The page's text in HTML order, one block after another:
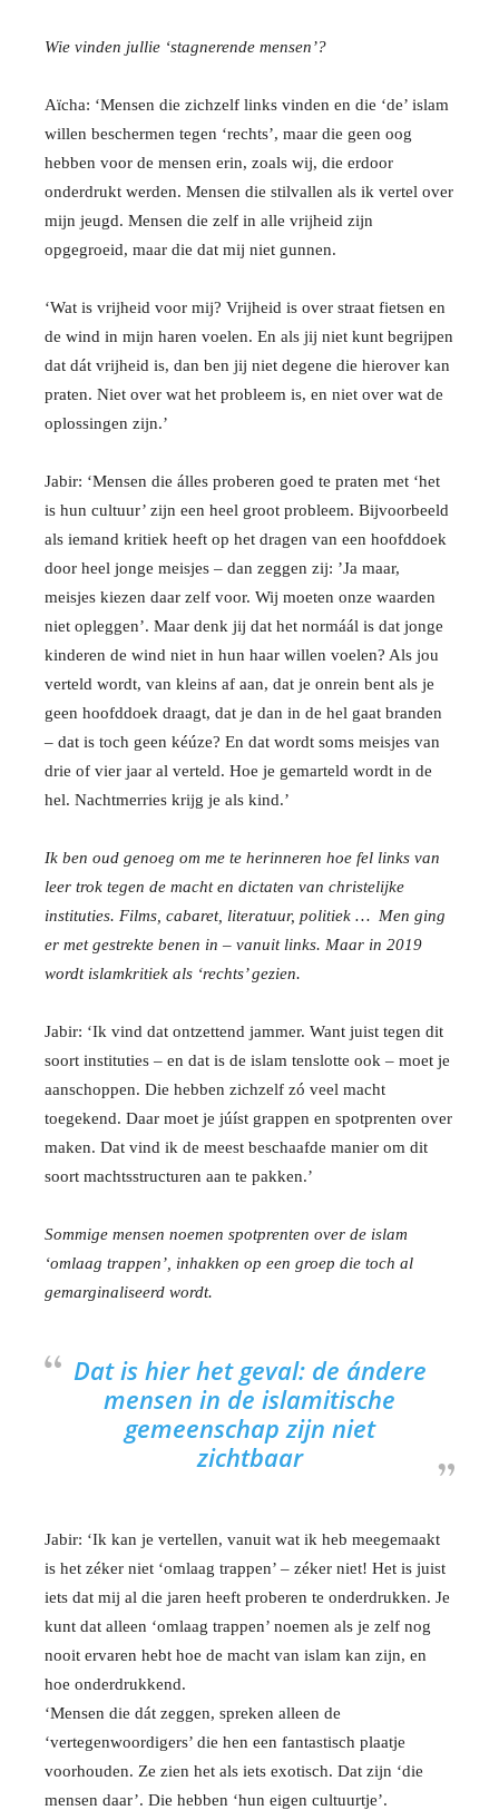
Wie vinden jullie ‘stagnerende mensen’?
Aïcha: ‘Mensen die zichzelf links vinden en die ‘de’ islam
willen beschermen tegen ‘rechts’, maar die geen oog
hebben voor de mensen erin, zoals wij, die erdoor
onderdrukt werden. Mensen die stilvallen als ik vertel over
mijn jeugd. Mensen die zelf in alle vrijheid zijn
opgegroeid, maar die dat mij niet gunnen.
‘Wat is vrijheid voor mij? Vrijheid is over straat fietsen en
de wind in mijn haren voelen. En als jij niet kunt begrijpen
dat dát vrijheid is, dan ben jij niet degene die hierover kan
praten. Niet over wat het probleem is, en niet over wat de
oplossingen zijn.’
Jabir: ‘Mensen die álles proberen goed te praten met ‘het
is hun cultuur’ zijn een heel groot probleem. Bijvoorbeeld
als iemand kritiek heeft op het dragen van een hoofddoek
door heel jonge meisjes – dan zeggen zij: ’Ja maar,
meisjes kiezen daar zelf voor. Wij moeten onze waarden
niet opleggen’. Maar denk jij dat het normáál is dat jonge
kinderen de wind niet in hun haar willen voelen? Als jou
verteld wordt, van kleins af aan, dat je onrein bent als je
geen hoofddoek draagt, dat je dan in de hel gaat branden
– dat is toch geen kéúze? En dat wordt soms meisjes van
drie of vier jaar al verteld. Hoe je gemarteld wordt in de
hel. Nachtmerries krijg je als kind.’
Ik ben oud genoeg om me te herinneren hoe fel links van
leer trok tegen de macht en dictaten van christelijke
instituties. Films, cabaret, literatuur, politiek … Men ging
er met gestrekte benen in – vanuit links. Maar in 2019
wordt islamkritiek als ‘rechts’ gezien.
Jabir: ‘Ik vind dat ontzettend jammer. Want juist tegen dit
soort instituties – en dat is de islam tenslotte ook – moet je
aanschoppen. Die hebben zichzelf zó veel macht
toegekend. Daar moet je júíst grappen en spotprenten over
maken. Dat vind ik de meest beschaafde manier om dit
soort machtsstructuren aan te pakken.’
Sommige mensen noemen spotprenten over de islam
‘omlaag trappen’, inhakken op een groep die toch al
gemarginaliseerd wordt.
Dat is hier het geval: de ándere
mensen in de islamitische
gemeenschap zijn niet
zichtbaar
Jabir: ‘Ik kan je vertellen, vanuit wat ik heb meegemaakt
is het zéker niet ‘omlaag trappen’ – zéker niet! Het is juist
iets dat mij al die jaren heeft proberen te onderdrukken. Je
kunt dat alleen ‘omlaag trappen’ noemen als je zelf nog
nooit ervaren hebt hoe de macht van islam kan zijn, en
hoe onderdrukkend.
‘Mensen die dát zeggen, spreken alleen de
‘vertegenwoordigers’ die hen een fantastisch plaatje
voorhouden. Ze zien het als iets exotisch. Dat zijn ‘die
mensen daar’. Die hebben ‘hun eigen cultuurtje’.